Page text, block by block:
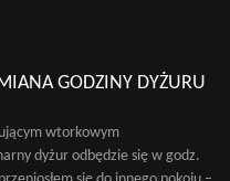
GODZINY DYŻURU
wtorkowym
dyżur odbędzie się w godz.